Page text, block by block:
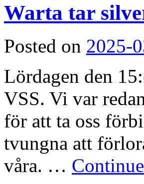
Warta tar
Posted on 2025-
Lördagen den
VSS. Vi var
för att ta oss
tvungna att
våra. …